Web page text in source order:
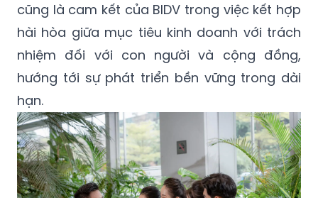
cũng là cam kết của BIDV trong việc kết hợp
hài hòa giữa mục tiêu kinh doanh với trách
nhiệm đối với con người và cộng đồng,
hướng tới sự phát triển bền vững trong dài
hạn.